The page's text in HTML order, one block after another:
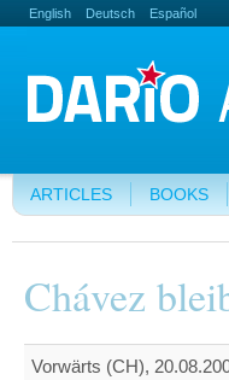
English Deutsch Español
ARTICLES BOOKS
Chávez
Vorwärts (CH),